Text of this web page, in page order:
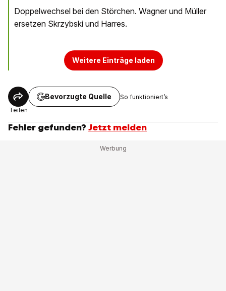
Doppelwechsel bei den Störchen. Wagner und Müller
ersetzen Skrzybski und Harres.
Weitere Einträge laden
Teilen
Bevorzugte Quelle So funktioniert’s
Fehler gefunden? Jetzt melden